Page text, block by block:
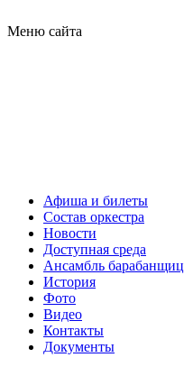
Меню сайта
Афиша и билеты
Состав оркестра
Новости
Доступная среда
Ансамбль барабанщиц
История
Фото
Видео
Контакты
Документы